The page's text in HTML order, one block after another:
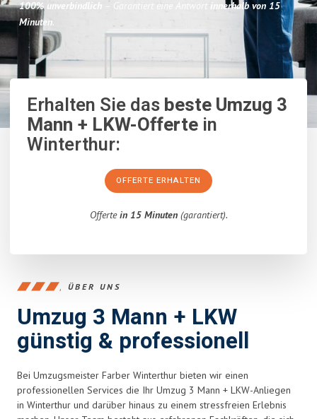
100% unverbindlich – Garantiert eine Antwort innerhalb von 15
Minuten.
Erhalten Sie dasbeste Umzug 3
Mann + LKW-Offerte in
Winterthur:
OFFERTE ERHALTEN
Offertein 15 Minuten(garantiert).
ÜBER UNS
Umzug 3 Mann + LKW
günstig & professionell
Bei Umzugsmeister Farber Winterthur bieten wir einen
professionellen Services die Ihr Umzug 3 Mann + LKW-Anliegen
in Winterthur und darüber hinaus zu einem stressfreien Erlebnis